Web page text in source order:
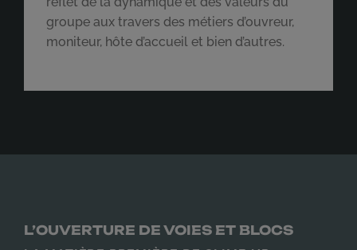
groupe aux travers des métiers d’ouvreur,
moniteur, hôte d’accueil et bien d’autres.
L’OUVERTURE DE VOIES ET BLOCS